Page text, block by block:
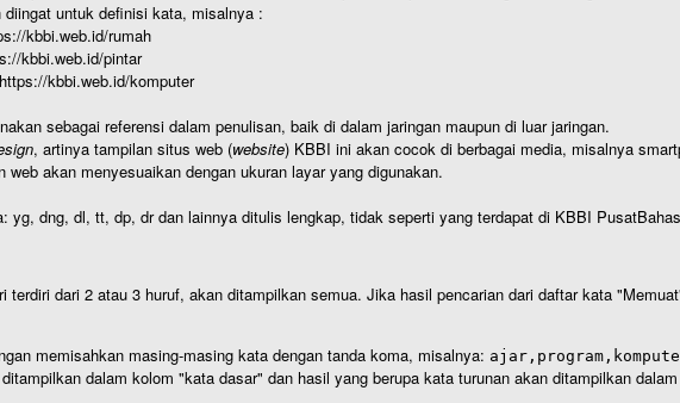
diingat untuk definisi kata, misalnya :
kbbi.web.id/rumah
kbbi.web.id/pintar
kbbi.web.id/komputer
sebagai referensi dalam penulisan, baik di dalam jaringan maupun di luar jaringan.
, artinya tampilan situs web (website) KBBI ini akan cocok di berbagai media, misalnya
akan menyesuaikan dengan ukuran layar yang digunakan.
yg, dng, dl, tt, dp, dr dan lainnya ditulis lengkap, tidak seperti yang terdapat di KBBI
dari 2 atau 3 huruf, akan ditampilkan semua. Jika hasil pencarian dari daftar kata
memisahkan masing-masing kata dengan tanda koma, misalnya:
dalam kolom "kata dasar" dan hasil yang berupa kata turunan akan ditampilkan